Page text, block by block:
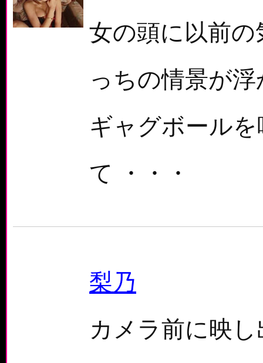
女の頭に以前
っちの情景が
ギャグボール
て ・・・
梨乃
カメラ前に映